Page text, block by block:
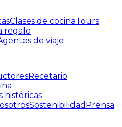
Clases de cocinaTours
regalo
de viaje
Recetario
históricas
Sostenibilidad Prensa